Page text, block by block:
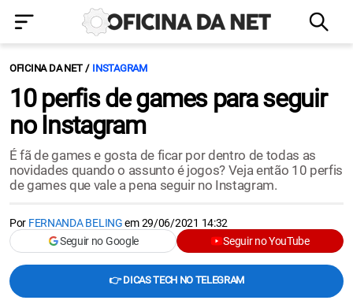
OFICINA DA NET INSTAGRAM
10 perfis de games para seguir
no Instagram
É fã de games e gosta de ficar por dentro de todas as
novidades quando o assunto é jogos? Veja então 10 perfis
de games que vale a pena seguir no Instagram.
Por FERNANDA BELINGem29/06/2021 14:32
Seguir no Google
Seguir no YouTube
👉 DICAS TECH NO TELEGRAM